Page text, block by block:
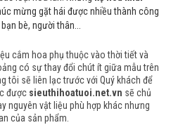
mừng gặt hái được nhiều thành công
bè, người thân...
cắm hoa phụ thuộc vào thời tiết và
có sự thay đổi chút ít giữa mẫu trên
tôi sẽ liên lạc trước với Quý khách để
được sieuthihoatuoi.net.vn sẽ chủ
nguyên vật liệu phù hợp khác nhưng
của sản phẩm.